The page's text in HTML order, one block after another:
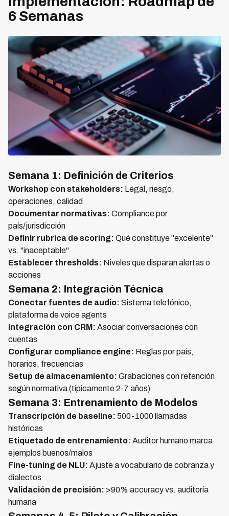
6 Semanas
Semana 1: Definición de Criterios
Workshop con stakeholders: Legal, riesgo,
operaciones, calidad
Documentar normativas: Compliance por
país/jurisdicción
Definir rubrica de scoring: Qué constituye "excelente"
vs. "inaceptable"
Establecer thresholds: Niveles que disparan alertas o
acciones
Semana 2: Integración Técnica
Conectar fuentes de audio: Sistema telefónico,
plataforma de voice agents
Integración con CRM: Asociar conversaciones con
cuentas
Configurar compliance engine: Reglas por país,
horarios, frecuencias
Setup de almacenamiento: Grabaciones con retención
según normativa (típicamente 2-7 años)
Semana 3: Entrenamiento de Modelos
Transcripción de baseline: 500-1000 llamadas
históricas
Etiquetado de entrenamiento: Auditor humano marca
ejemplos buenos/malos
Fine-tuning de NLU: Ajuste a vocabulario de cobranza y
dialectos
Validación de precisión: >90% accuracy vs. auditoría
humana